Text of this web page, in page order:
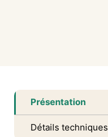
Présentation
Détails techniques